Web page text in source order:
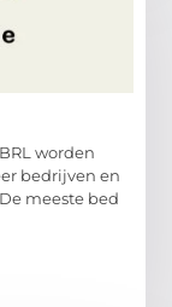
worden
bedrijven en
meeste bed